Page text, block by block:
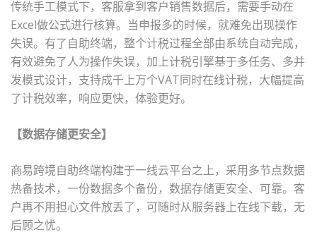
传统手工模式下，客服拿到客户销售数据后，需要手动在
Excel做公式进行核算。当申报多的时候，就难免出现操作
失误。有了自助终端，整个计税过程全部由系统自动完成，
有效避免了人为操作失误，加上计税引擎基于多任务、多并
发模式设计，支持成千上万个VAT同时在线计税，大幅提高
了计税效率，响应更快，体验更好。
【数据存储更安全】
商易跨境自助终端构建于一线云平台之上，采用多节点数据
热备技术，一份数据多个备份，数据存储更安全、可靠。客
户再不用担心文件放丢了，可随时从服务器上在线下载，无
后顾之忧。